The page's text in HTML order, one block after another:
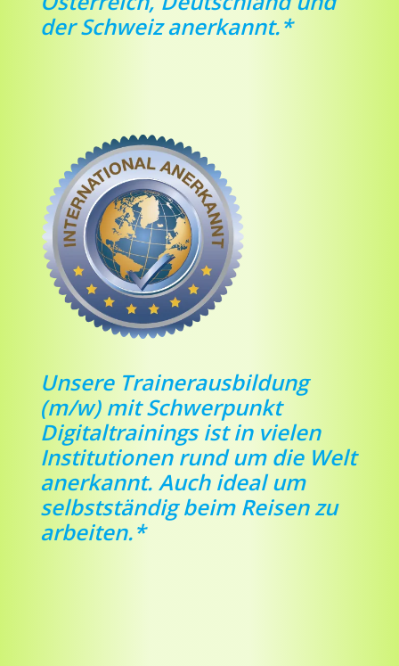
der Schweiz anerkannt.*
Unsere Trainerausbildung
(m/w) mit Schwerpunkt
Digitaltrainings ist in vielen
Institutionen rund um die Welt
anerkannt. Auch ideal um
selbstständig beim Reisen zu
arbeiten.*